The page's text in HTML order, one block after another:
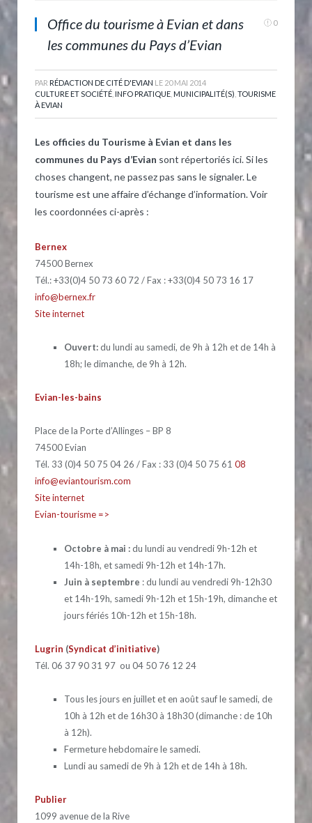
Office du tourisme à Evian et dans
les communes du Pays d’Evian
0
PAR RÉDACTION DE CITÉ D'EVIAN LE 20 MAI 2014
CULTURE ET SOCIÉTÉ INFO PRATIQUE MUNICIPALITÉ(S) TOURISME
À EVIAN
Les officies du Tourisme à Evian et dans les
communes du Pays d’Evian sont répertoriés ici. Si les
choses changent, ne passez pas sans le signaler. Le
tourisme est une affaire d’échange d’information. Voir
les coordonnées ci-après :
Bernex
74500 Bernex
Tél.: +33(0)4 50 73 60 72 / Fax : +33(0)4 50 73 16 17
info@bernex.fr
Site internet
Ouvert:du lundi au samedi, de 9h à 12h et de 14h à
18h; le dimanche, de 9h à 12h.
Evian-les-bains
Place de la Porte d’Allinges – BP 8
74500 Evian
Tél. 33 (0)4 50 75 04 26 / Fax : 33 (0)4 50 75 61 08
info@eviantourism.com
Site internet
Evian-tourisme =>
Octobre à mai :du lundi au vendredi 9h-12h et
14h-18h, et samedi 9h-12h et 14h-17h.
Juin à septembre : du lundi au vendredi 9h-12h30
et 14h-19h, samedi 9h-12h et 15h-19h, dimanche et
jours fériés 10h-12h et 15h-18h.
Lugrin (Syndicat d’initiative)
Tél. 06 37 90 31 97 ou 04 50 76 12 24
Tous les jours en juillet et en août sauf le samedi, de
10h à 12h et de 16h30 à 18h30 (dimanche : de 10h
à 12h).
Fermeture hebdomaire le samedi.
Lundi au samedi de 9h à 12h et de 14h à 18h.
Publier
1099 avenue de la Rive